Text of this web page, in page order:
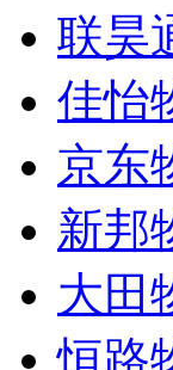
联昊
佳怡
京东
新邦
大田
恒路